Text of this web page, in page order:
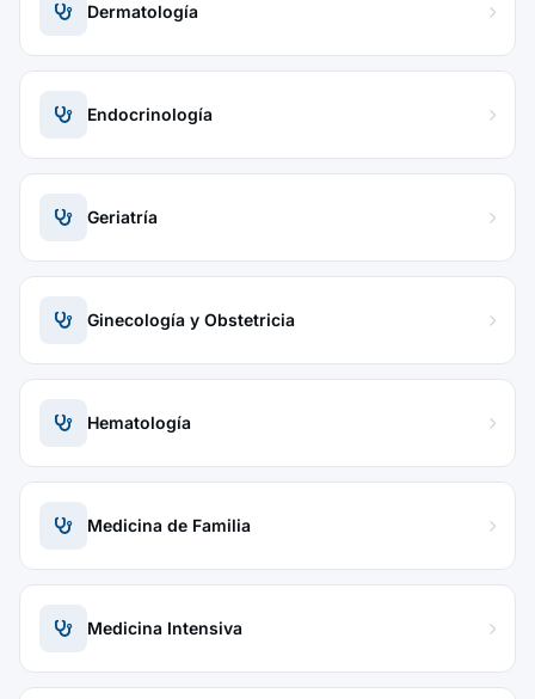
Dermatología
Endocrinología
Geriatría
Ginecología y Obstetricia
Hematología
Medicina de Familia
Medicina Intensiva